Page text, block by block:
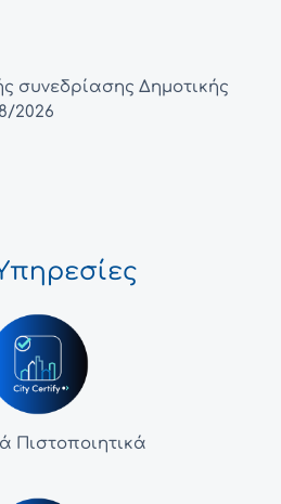
συνεδρίασης Δημοτικής
2026
Πιστοποιητικά